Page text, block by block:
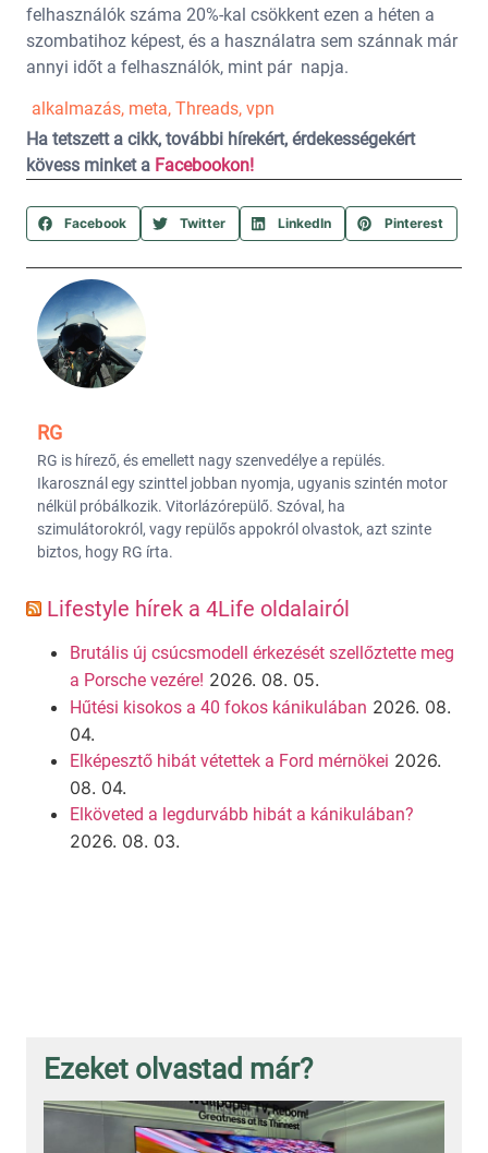
felhasználók száma 20%-kal csökkent ezen a héten a
szombatihoz képest, és a használatra sem szánnak már
annyi időt a felhasználók, mint pár napja.
alkalmazás, meta, Threads, vpn
Ha tetszett a cikk, további hírekért, érdekességekért
kövess minket a Facebookon!
Facebook Twitter LinkedIn Pinterest
RG
RG is hírező, és emellett nagy szenvedélye a repülés.
Ikarosznál egy szinttel jobban nyomja, ugyanis szintén motor
nélkül próbálkozik. Vitorlázórepülő. Szóval, ha
szimulátorokról, vagy repülős appokról olvastok, azt szinte
biztos, hogy RG írta.
Lifestyle hírek a 4Life oldalairól
Brutális új csúcsmodell érkezését szellőztette meg
a Porsche vezére! 2026. 08. 05.
Hűtési kisokos a 40 fokos kánikulában 2026. 08.
04.
Elképesztő hibát vétettek a Ford mérnökei 2026.
08. 04.
Elköveted a legdurvább hibát a kánikulában?
2026. 08. 03.
Ezeket olvastad már?